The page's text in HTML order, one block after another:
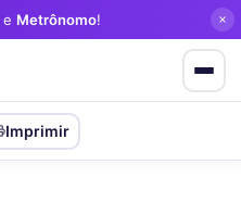
e Metrônomo!
Imprimir